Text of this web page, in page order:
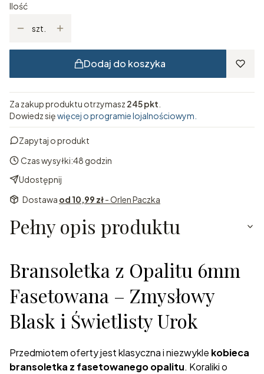
Ilość
szt.
Dodaj do koszyka
Za zakup produktu otrzymasz 245 pkt
Dowiedz sięwięcej o programie lojalnościowym.
Zapytaj o produkt
Czas wysyłki:48 godzin
Udostępnij
Dostawa od 10,99 zł- Orlen Paczka
Pełny opis produktu
Bransoletka z Opalitu 6mm
Fasetowana – Zmysłowy
Blask i Świetlisty Urok
Przedmiotem oferty jest klasyczna i niezwykle kobieca
bransoletka z fasetowanego opalitu. Koraliki o